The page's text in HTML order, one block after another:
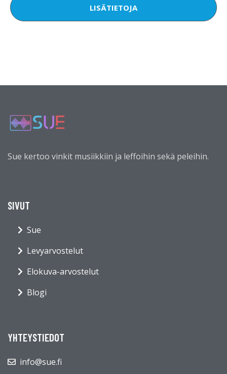
LISÄTIETOJA
Sue kertoo vinkit musiikkiin ja leffoihin sekä peleihin.
SIVUT
Sue
Levyarvostelut
Elokuva-arvostelut
Blogi
YHTEYSTIEDOT
info@sue.fi